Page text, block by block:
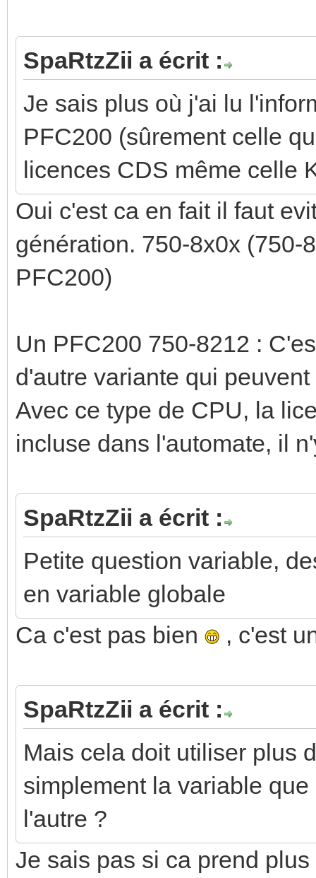
SpaRtzZii a écrit :
Je sais plus où j'ai lu
PFC200 (sûrement celle
licences CDS même celle
Oui c'est ca en fait il faut
génération. 750-8x0x (750-
PFC200)
Un PFC200 750-8212 :
d'autre variante qui
Avec ce type de CPU, la
incluse dans l'automate, il
SpaRtzZii a écrit :
Petite question variable,
en variable globale
Ca c'est pas bien
, c'est
SpaRtzZii a écrit :
Mais cela doit utiliser plus
simplement la variable
l'autre ?
Je sais pas si ca prend